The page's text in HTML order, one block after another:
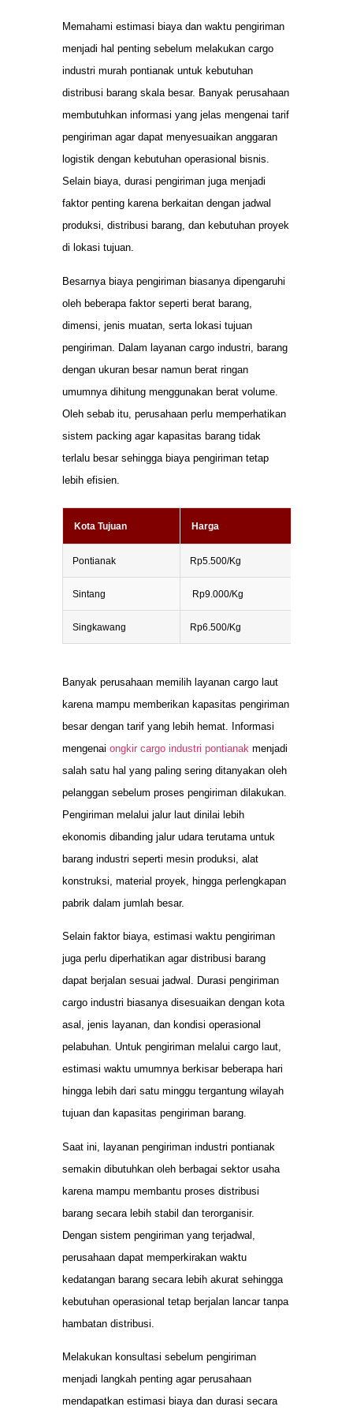
Memahami estimasi biaya dan waktu pengiriman
menjadi hal penting sebelum melakukan cargo
industri murah pontianak untuk kebutuhan
distribusi barang skala besar. Banyak perusahaan
membutuhkan informasi yang jelas mengenai tarif
pengiriman agar dapat menyesuaikan anggaran
logistik dengan kebutuhan operasional bisnis.
Selain biaya, durasi pengiriman juga menjadi
faktor penting karena berkaitan dengan jadwal
produksi, distribusi barang, dan kebutuhan proyek
di lokasi tujuan.
Besarnya biaya pengiriman biasanya dipengaruhi
oleh beberapa faktor seperti berat barang,
dimensi, jenis muatan, serta lokasi tujuan
pengiriman. Dalam layanan cargo industri, barang
dengan ukuran besar namun berat ringan
umumnya dihitung menggunakan berat volume.
Oleh sebab itu, perusahaan perlu memperhatikan
sistem packing agar kapasitas barang tidak
terlalu besar sehingga biaya pengiriman tetap
lebih efisien.
Kota Tujuan Harga
Pontianak Rp5.500/Kg
Sintang Rp9.000/Kg
Singkawang Rp6.500/Kg
Banyak perusahaan memilih layanan cargo laut
karena mampu memberikan kapasitas pengiriman
besar dengan tarif yang lebih hemat. Informasi
mengenai ongkir cargo industri pontianak menjadi
salah satu hal yang paling sering ditanyakan oleh
pelanggan sebelum proses pengiriman dilakukan.
Pengiriman melalui jalur laut dinilai lebih
ekonomis dibanding jalur udara terutama untuk
barang industri seperti mesin produksi, alat
konstruksi, material proyek, hingga perlengkapan
pabrik dalam jumlah besar.
Selain faktor biaya, estimasi waktu pengiriman
juga perlu diperhatikan agar distribusi barang
dapat berjalan sesuai jadwal. Durasi pengiriman
cargo industri biasanya disesuaikan dengan kota
asal, jenis layanan, dan kondisi operasional
pelabuhan. Untuk pengiriman melalui cargo laut,
estimasi waktu umumnya berkisar beberapa hari
hingga lebih dari satu minggu tergantung wilayah
tujuan dan kapasitas pengiriman barang.
Saat ini, layanan pengiriman industri pontianak
semakin dibutuhkan oleh berbagai sektor usaha
karena mampu membantu proses distribusi
barang secara lebih stabil dan terorganisir.
Dengan sistem pengiriman yang terjadwal,
perusahaan dapat memperkirakan waktu
kedatangan barang secara lebih akurat sehingga
kebutuhan operasional tetap berjalan lancar tanpa
hambatan distribusi.
Melakukan konsultasi sebelum pengiriman
menjadi langkah penting agar perusahaan
mendapatkan estimasi biaya dan durasi secara